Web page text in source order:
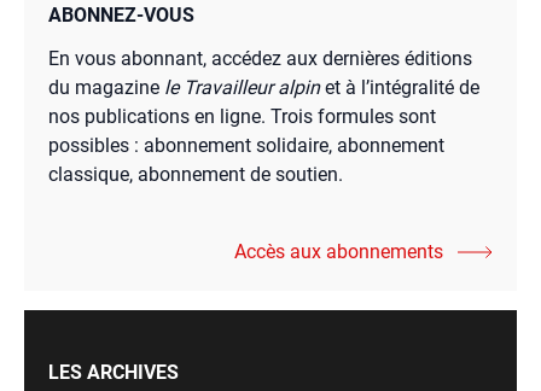
ABONNEZ-VOUS
En vous abonnant, accédez aux dernières éditions
du magazine le Travailleur alpinet à l’intégralité de
nos publications en ligne. Trois formules sont
possibles : abonnement solidaire, abonnement
classique, abonnement de soutien.
Accès aux abonnements
LES ARCHIVES